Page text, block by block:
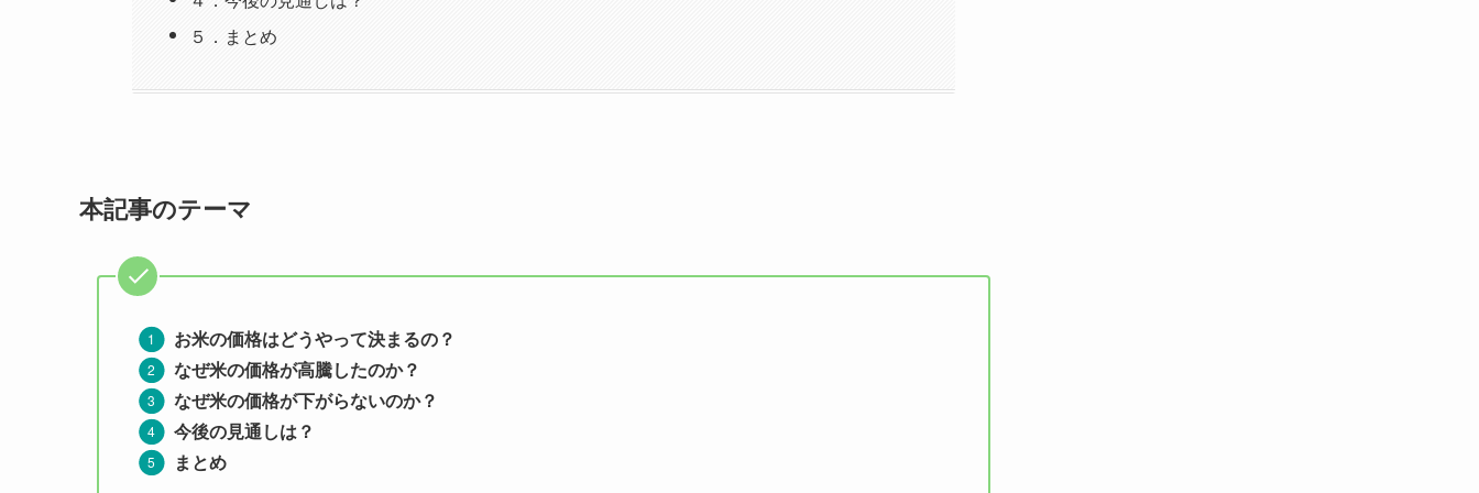
５．まとめ
本記事のテーマ
お米の価格はどうやって決まるの？
なぜ米の価格が高騰したのか？
なぜ米の価格が下がらないのか？
今後の見通しは？
まとめ